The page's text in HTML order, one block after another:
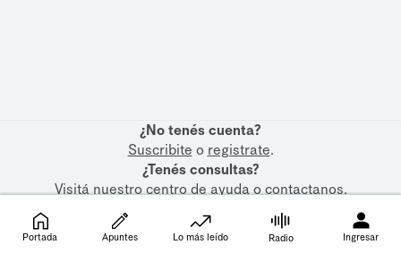
¿No tenés cuenta?
Suscribite o registrate.
¿Tenés consultas?
Visitá nuestrocentro de ayudaocontactanos.
Portada Apuntes Lo más leído Radio Ingresar